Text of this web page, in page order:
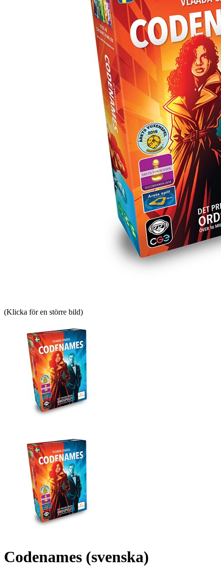
(Klicka för en större bild)
Codenames (svenska)